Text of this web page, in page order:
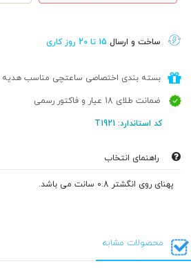
ساخت و ارسال 15 تا 20 روز کاری
بسته بندی اختصاصی ساعتچی مناسب هدیه +
ضمانت طلای 18 عیار و فاکتور رسمی
کد استاندارد: T1921
راهنمای انتخاب
پهنای روی انگشتر 0.8 سانت می باشد.
محصولات مشابه